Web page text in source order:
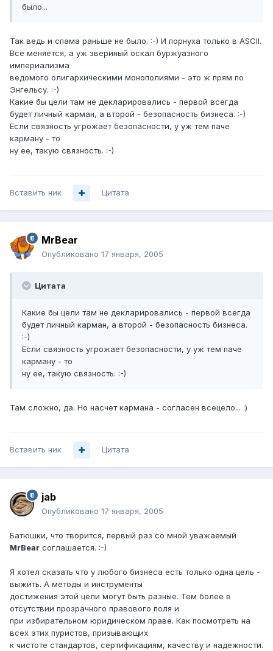
было...
Так ведь и спама раньше не было. :-) И порнуха только в ASCII.
Все меняется, а уж звериный оскал буржуазного
империализма
ведомого олигархическими монополиями - это ж прям по
Энгельсу. :-)
Какие бы цели там не декларировались - первой всегда
будет личный карман, а второй - безопасность бизнеса. :-)
Если связность угрожает безопасности, у уж тем паче
карману - то
ну ее, такую связность. :-)
Вставить ник Цитата
MrBear
Опубликовано 17 января, 2005
Цитата
Какие бы цели там не декларировались - первой всегда
будет личный карман, а второй - безопасность бизнеса.
:-)
Если связность угрожает безопасности, у уж тем паче
карману - то
ну ее, такую связность. :-)
Там сложно, да. Но насчет кармана - согласен всецело... :)
Вставить ник Цитата
jab
Опубликовано 17 января, 2005
Батюшки, что творится, первый раз со мной уважаемый
MrBear соглашается. :-)
Я хотел сказать что у любого бизнеса есть только одна цель -
выжить. А методы и инструменты
достижения этой цели могут быть разные. Тем более в
отсутствии прозрачного правового поля и
при избирательном юридическом праве. Как посмотреть на
всех этих пуристов, призывающих
к чистоте стандартов, сертификациям, качеству и надежности.